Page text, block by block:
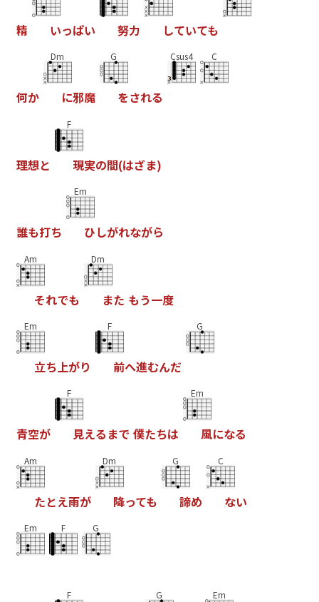
精 いっぱい 努力 していても
何か
Dm
に邪魔
G
をされる
Csus4 C
理想と
F
現実の間(はざま)
誰も打ち
Em
ひしがれながら
Am
それでも
Dm
また もう一度
Em
立ち上がり
F
前へ進むんだ
G
青空が
F
見える まで 僕たちは
Em
風になる
Am
たとえ雨が
Dm
降っても
G
諦め
C
ない
Em F G
F G Em